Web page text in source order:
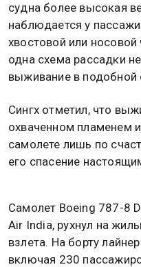
судна более высокая
наблюдается у
хвостовой или
одна схема рассадки
выживание в подобной
Сингх отметил, что
охваченном пламенем
самолете лишь по
его спасение
Самолет Boeing 787-8
Air India, рухнул на
взлета. На борту
включая 230